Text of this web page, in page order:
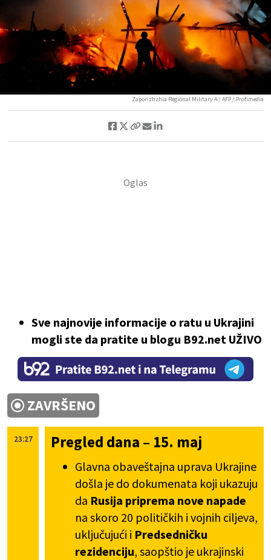
Zaporizhzhia Regional Military A / AFP / Profimedia
Sve najnovije informacije o ratu u Ukrajini
mogli ste da pratite u blogu B92.net UŽIVO
ZAVRŠENO
23:27 Pregled dana – 15. maj
Glavna obaveštajna uprava Ukrajine
došla je do dokumenata koji ukazuju
da Rusija priprema nove napade
na skoro 20 političkih i vojnih ciljeva,
uključujući i Predsedničku
rezidenciju, saopštio je ukrajinski